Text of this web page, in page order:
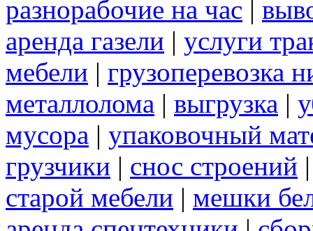
разнорабочие на час |
аренда газели | услуги
мебели | грузоперевозка
металлолома | выгрузка |
мусора | упаковочный
грузчики | снос строений
старой мебели | мешки